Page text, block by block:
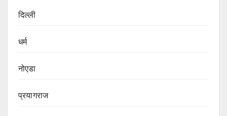
दिल्ली
धर्म
नोएडा
प्रयागराज